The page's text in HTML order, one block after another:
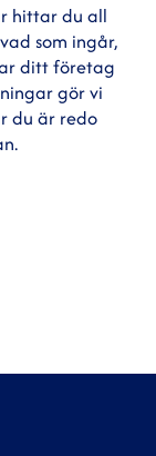
hittar du all
som ingår,
ditt företag
gör vi
du är redo